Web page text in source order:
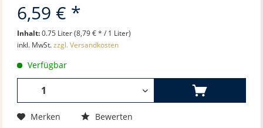
6,59 € *
Inhalt:0.75 Liter (8,79 € * / 1 Liter)
inkl. MwSt.zzgl. Versandkosten
Verfügbar
Merken Bewerten